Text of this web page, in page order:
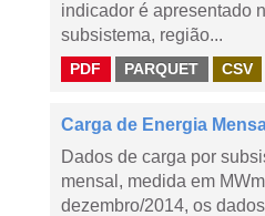
indicador é apresentado
subsistema, região...
PDF PARQUET CSV
Carga de Energia
Dados de carga por
mensal, medida em
dezembro/2014, os